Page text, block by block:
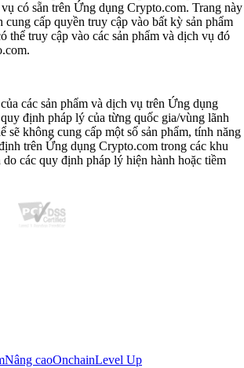
có sẵn trên Ứng dụng Crypto.com. Trang này
cung cấp quyền truy cập vào bất kỳ sản phẩm
thể truy cập vào các sản phẩm và dịch vụ đó
các sản phẩm và dịch vụ trên Ứng dụng
định pháp lý của từng quốc gia/vùng lãnh
sẽ không cung cấp một số sản phẩm, tính năng
trên Ứng dụng Crypto.com trong các khu
các quy định pháp lý hiện hành hoặc tiềm
Nâng caoOnchainLevel Up